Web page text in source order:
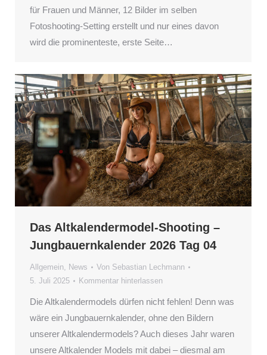
für Frauen und Männer, 12 Bilder im selben
Fotoshooting-Setting erstellt und nur eines davon
wird die prominenteste, erste Seite…
Das Altkalendermodel-Shooting –
Jungbauernkalender 2026 Tag 04
Allgemein, News Von Sebastian Lechmann
5. Juli 2025
Kommentar hinterlassen
Die Altkalendermodels dürfen nicht fehlen! Denn was
wäre ein Jungbauernkalender, ohne den Bildern
unserer Altkalendermodels? Auch dieses Jahr waren
unsere Altkalender Models mit dabei – diesmal am